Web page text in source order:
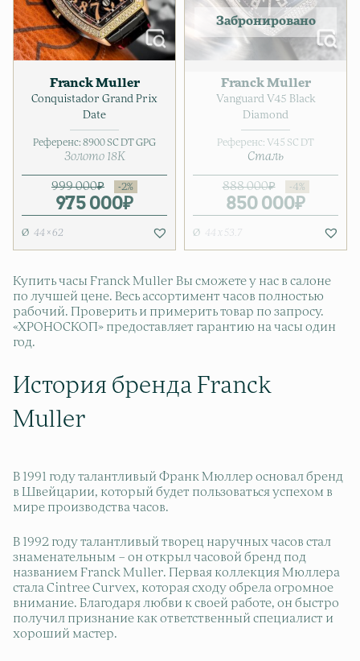
Franck Muller
Conquistador Grand Prix
Date
Референс: 8900 SC DT GPG
Золото 18K
999 000₽
Первоначальная цена
975 000₽
Текущая цена: 975 000₽.
44 × 62
Franck Muller
Vanguard V45 Black
Diamond
Референс: V45 SC DT
Сталь
888 000₽
850 000₽
Текущая
44 x 53.7
Купить часы Franck Muller Вы сможете у нас в салоне
по лучшей цене. Весь ассортимент часов полностью
рабочий. Проверить и примерить товар по запросу.
«ХРОНОСКОП» предоставляет гарантию на часы один
год.
История бренда Franck
Muller
В 1991 году талантливый Франк Мюллер основал бренд
в Швейцарии, который будет пользоваться успехом в
мире производства часов.
В 1992 году талантливый творец наручных часов стал
знаменательным – он открыл часовой бренд под
названием Franck Muller. Первая коллекция Мюллера
стала Cintree Curvex, которая сходу обрела огромное
внимание. Благодаря любви к своей работе, он быстро
получил признание как ответственный специалист и
хороший мастер.